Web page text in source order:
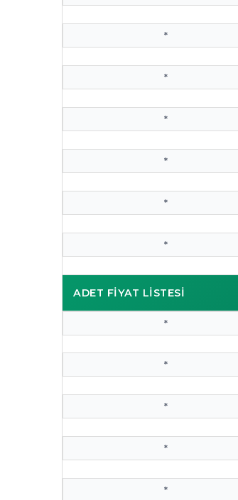
*
*
*
*
*
*
ADET FİYAT LİSTESİ
*
*
*
*
*